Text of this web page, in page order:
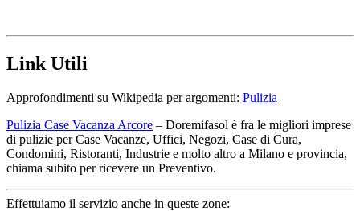
Link Utili
Approfondimenti su Wikipedia per argomenti: Pulizia
Pulizia Case Vacanza Arcore – Doremifasol è fra le migliori imprese
di pulizie per Case Vacanze, Uffici, Negozi, Case di Cura,
Condomini, Ristoranti, Industrie e molto altro a Milano e provincia,
chiama subito per ricevere un Preventivo.
Effettuiamo il servizio anche in queste zone: